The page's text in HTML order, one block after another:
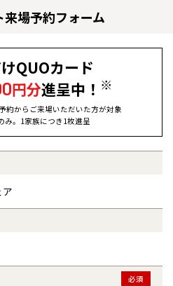
場予約フォーム
QUOカード
円分進呈中！ ※
約からご来場いただいた方が対象
み。1家族につき1枚進呈
必須